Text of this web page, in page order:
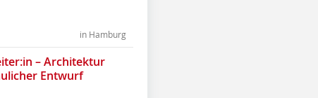
in Hamburg
– Architektur
Entwurf